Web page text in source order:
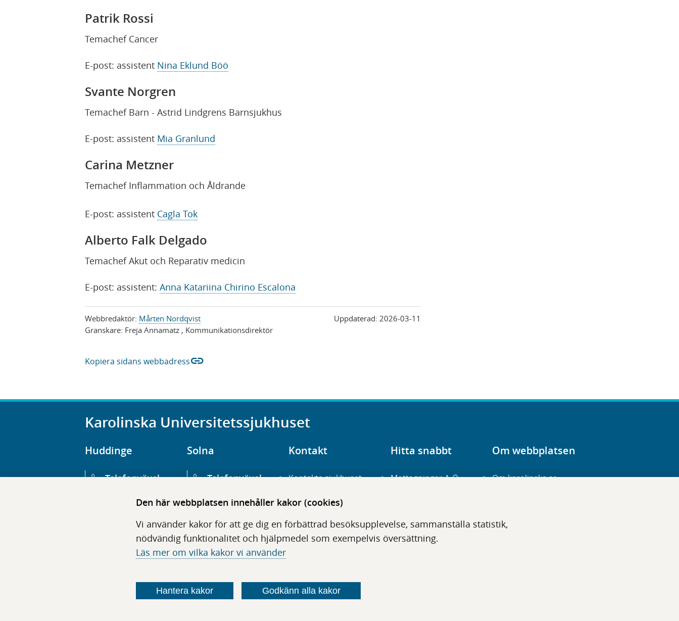
Den här webbplatsen innehåller kakor (cookies)
Vi använder kakor för att ge dig en förbättrad besöksupplevelse, sammanställa statistik,
nödvändig funktionalitet och hjälpmedel som exempelvis översättning.
Läs mer om vilka kakor vi använder
Hantera kakor Godkänn alla kakor
Patrik Rossi
Temachef Cancer
E-post: assistent Nina Eklund Böö
Svante Norgren
Temachef Barn - Astrid Lindgrens Barnsjukhus
E-post: assistent Mia Granlund
Carina Metzner
Temachef Inflammation och Åldrande
E-post: assistent Cagla Tok
Alberto Falk Delgado
Temachef Akut och Reparativ medicin
E-post: assistent: Anna Katariina Chirino Escalona
Webbredaktör: Mårten Nordqvist
Granskare: Freja Annamatz , Kommunikationsdirektör
Uppdaterad:2026-03-11
Kopiera sidans webbadresslink
Karolinska Universitetssjukhuset
Huddinge
Telefonväxel
Hälsovägen 13
Solna
Telefonväxel
Huvudentré
Eugeniavägen 3
Kontakt
Kontakta sjukhuset
Hitta hit
Press
Hitta snabbt
Mottagningar A-Ö
Digitala tjänster
Om webbplatsen
Om karolinska.se
Tillgänglighet
Följ oss i sociala medier